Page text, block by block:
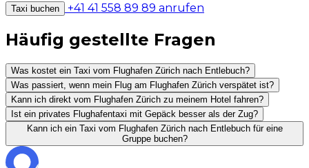
Taxi buchen +41 41 558 89 89 anrufen
Häufig gestellte Fragen
Was kostet ein Taxi vom Flughafen Zürich nach Entlebuch?
Was passiert, wenn mein Flug am Flughafen Zürich verspätet ist?
Kann ich direkt vom Flughafen Zürich zu meinem Hotel fahren?
Ist ein privates Flughafentaxi mit Gepäck besser als der Zug?
Kann ich ein Taxi vom Flughafen Zürich nach Entlebuch für eine
Gruppe buchen?